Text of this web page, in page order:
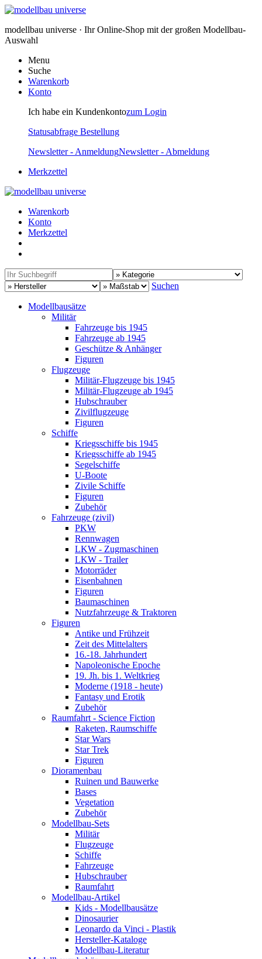
modellbau universe · Ihr Online-Shop mit der großen Modellbau-
Auswahl
Menu
Suche
Warenkorb
Konto
Ich habe ein Kundenkontozum Login
Statusabfrage Bestellung
Newsletter - AnmeldungNewsletter - Abmeldung
Merkzettel
Warenkorb
Konto
Merkzettel
Suchen
Modellbausätze
Militär
Fahrzeuge bis 1945
Fahrzeuge ab 1945
Geschütze & Anhänger
Figuren
Flugzeuge
Militär-Flugzeuge bis 1945
Militär-Flugzeuge ab 1945
Hubschrauber
Zivilflugzeuge
Figuren
Schiffe
Kriegsschiffe bis 1945
Kriegsschiffe ab 1945
Segelschiffe
U-Boote
Zivile Schiffe
Figuren
Zubehör
Fahrzeuge (zivil)
PKW
Rennwagen
LKW - Zugmaschinen
LKW - Trailer
Motorräder
Eisenbahnen
Figuren
Baumaschinen
Nutzfahrzeuge & Traktoren
Figuren
Antike und Frühzeit
Zeit des Mittelalters
16.-18. Jahrhundert
Napoleonische Epoche
19. Jh. bis 1. Weltkrieg
Moderne (1918 - heute)
Fantasy und Erotik
Zubehör
Raumfahrt - Science Fiction
Raketen, Raumschiffe
Star Wars
Star Trek
Figuren
Dioramenbau
Ruinen und Bauwerke
Bases
Vegetation
Zubehör
Modellbau-Sets
Militär
Flugzeuge
Schiffe
Fahrzeuge
Hubschrauber
Raumfahrt
Modellbau-Artikel
Kids - Modellbausätze
Dinosaurier
Leonardo da Vinci - Plastik
Hersteller-Kataloge
Modellbau-Literatur